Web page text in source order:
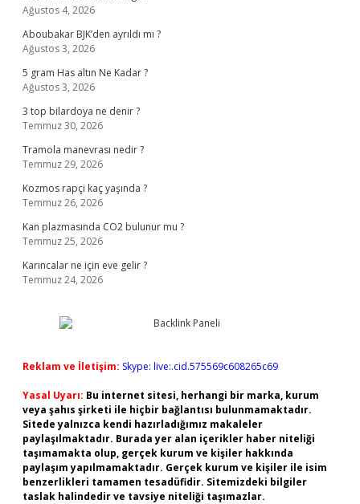
Ağustos 4, 2026
Aboubakar BJK’den ayrıldı mı ?
Ağustos 3, 2026
5 gram Has altın Ne Kadar ?
Ağustos 3, 2026
3 top bilardoya ne denir ?
Temmuz 30, 2026
Tramola manevrası nedir ?
Temmuz 29, 2026
Kozmos rapçi kaç yaşında ?
Temmuz 26, 2026
Kan plazmasında CO2 bulunur mu ?
Temmuz 25, 2026
Karıncalar ne için eve gelir ?
Temmuz 24, 2026
Reklam ve İletişim: Skype: live:.cid.575569c608265c69
Yasal Uyarı: Bu internet sitesi, herhangi bir marka, kurum
veya şahıs şirketi ile hiçbir bağlantısı bulunmamaktadır.
Sitede yalnızca kendi hazırladığımız makaleler
paylaşılmaktadır. Burada yer alan içerikler haber niteliği
taşımamakta olup, gerçek kurum ve kişiler hakkında
paylaşım yapılmamaktadır. Gerçek kurum ve kişiler ile isim
benzerlikleri tamamen tesadüfidir. Sitemizdeki bilgiler
taslak halindedir ve tavsiye niteliği taşımazlar.